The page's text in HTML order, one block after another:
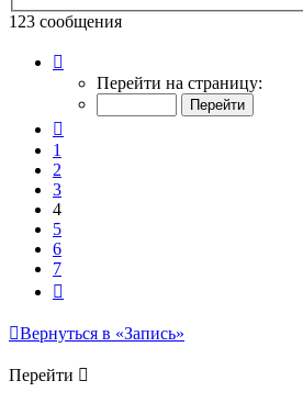
123 сообщения
Перейти на страницу:
1
2
3
4
5
6
7
Вернуться в «Запись»
Перейти